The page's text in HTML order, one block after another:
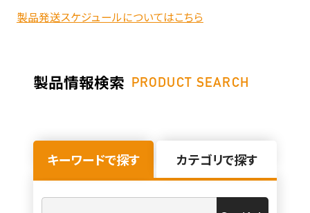
製品発送スケジュールについてはこちら
製品情報検索 PRODUCT SEARCH
キーワードで探す カテゴリで探す